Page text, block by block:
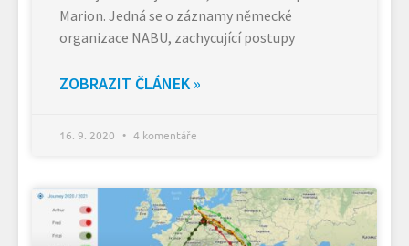
Marion. Jedná se o záznamy německé
organizace NABU, zachycující postupy
ZOBRAZIT ČLÁNEK »
16. 9. 2020 4 komentáře